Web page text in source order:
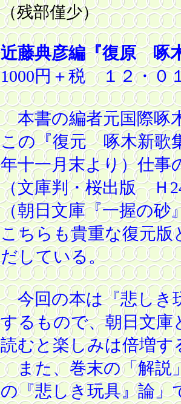
（残部僅少）
近藤典彦編『復原 啄
1000円＋税 １２・０
本書の編者元国際啄
この『復元 啄木新歌
年十一月末より）仕事
（文庫判・桜出版 Ｈ
（朝日文庫『一握の砂
こちらも貴重な復元版
だしている。
今回の本は『悲しき
するもので、朝日文庫
読むと楽しみは倍増す
また、巻末の「解説
の『悲しき玩具』論」